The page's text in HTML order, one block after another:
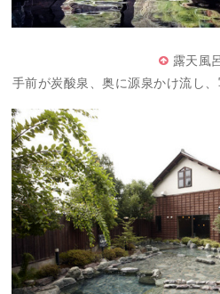
露天風
手前が炭酸泉、奥に源泉かけ流し